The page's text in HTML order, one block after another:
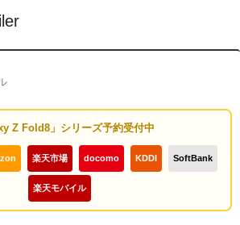
Z Fold8」シリーズ予約受付中
楽天市場 docomo KDDI SoftBank
楽天モバイル